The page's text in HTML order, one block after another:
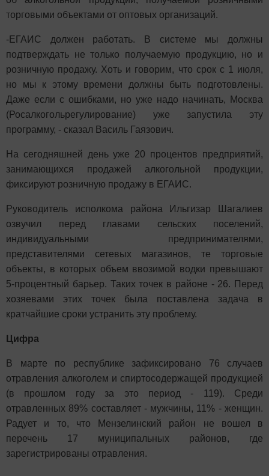
торговыми объектами от оптовых организаций.
-ЕГАИС должен работать. В системе мы должны
подтверждать не только получаемую продукцию, но и
розничную продажу. Хоть и говорим, что срок с 1 июля,
но мы к этому времени должны быть подготовлены.
Даже если с ошибками, но уже надо начинать, Москва
(Росалкогольрегулирование) уже запустила эту
программу, - сказал Василь Гаязович.
На сегодняшней день уже 20 процентов предприятий,
занимающихся продажей алкогольной продукции,
фиксируют розничную продажу в ЕГАИС.
Руководитель исполкома района Ильгизар Шагалиев
озвучил перед главами сельских поселений,
индивидуальными предпринимателями,
представителями сетевых магазинов, те торговые
объекты, в которых объем ввозимой водки превышают
5-процентный барьер. Таких точек в районе - 26. Перед
хозяевами этих точек была поставлена задача в
кратчайшие сроки устранить эту проблему.
Цифра
В марте по республике зафиксировано 76 случаев
отравления алкоголем и спиртосодержащей продукцией
(в прошлом году за это период - 119). Среди
отравленных 89% составляет - мужчины, 11% - женщин.
Радует и то, что Мензелинский район не вошел в
перечень 17 муниципальных районов, где
зарегистрированы отравления.